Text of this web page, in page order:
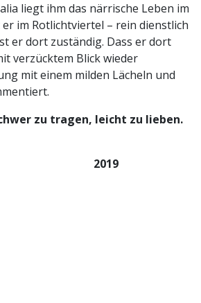
liegt ihm das närrische Leben im
im Rotlichtviertel – rein dienstlich
er dort zuständig. Dass er dort
verzücktem Blick wieder
mit einem milden Lächeln und
zu tragen, leicht zu lieben.
2019